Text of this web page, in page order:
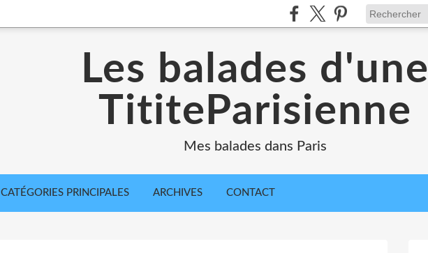
Les balades d'une
TititeParisienne
Mes balades dans Paris
CATÉGORIES PRINCIPALES ARCHIVES CONTACT